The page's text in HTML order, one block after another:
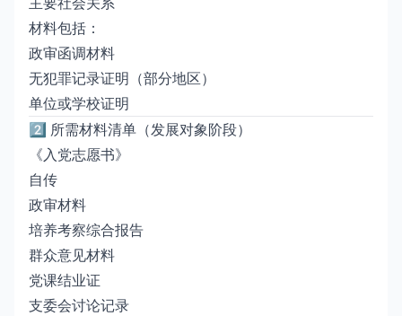
材料包括：
政审函调材料
无犯罪记录证明（部分地区）
单位或学校证明
2️⃣ 所需材料清单（发展对象阶段）
《入党志愿书》
自传
政审材料
培养考察综合报告
群众意见材料
党课结业证
支委会讨论记录